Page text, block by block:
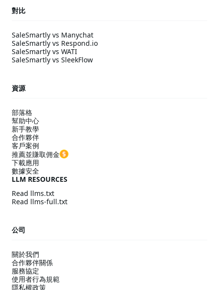
對比
SaleSmartly vs Manychat
SaleSmartly vs Respond.io
SaleSmartly vs WATI
SaleSmartly vs SleekFlow
資源
部落格
幫助中心
新手教學
合作夥伴
客戶案例
推薦並賺取佣金
下載應用
數據安全
LLM RESOURCES
Read llms.txt
Read llms-full.txt
公司
關於我們
合作夥伴關係
服務協定
使用者行為規範
隱私權政策